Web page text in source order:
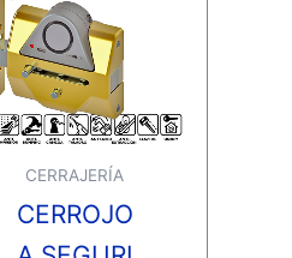
CERRAJERÍA
CERROJO